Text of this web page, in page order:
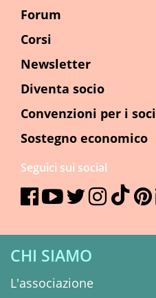
CHI SIAMO
L'associazione
Forum
Corsi
Newsletter
Diventa socio
Convenzioni per i soci
Sostegno economico
Seguici sui social